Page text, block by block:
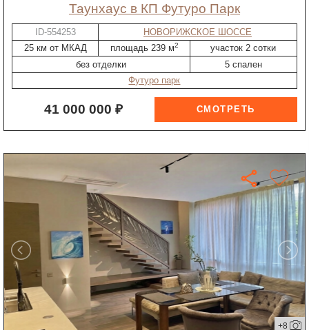
таунхаус в КП Футуро Парк
ID-554253
НОВОРИЖСКОЕ ШОССЕ
25 км от МКАД
площадь 239 м2
участок 2 сотки
без отделки
5 спален
Футуро парк
41 000 000 ₽
+8